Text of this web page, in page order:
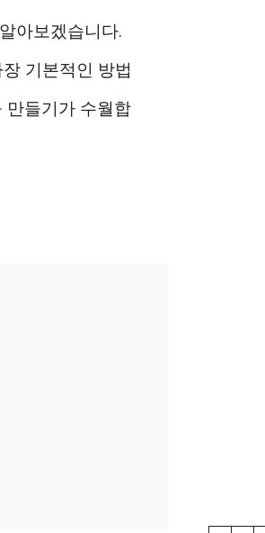
아보겠습니다.
기본적인 방법
만들기가 수월합